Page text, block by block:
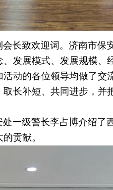
长致欢迎词。济南市
发展模式、发展规模
动的各位领导均做了
长补短、共同进步，
一级警长李占博介绍
贡献。